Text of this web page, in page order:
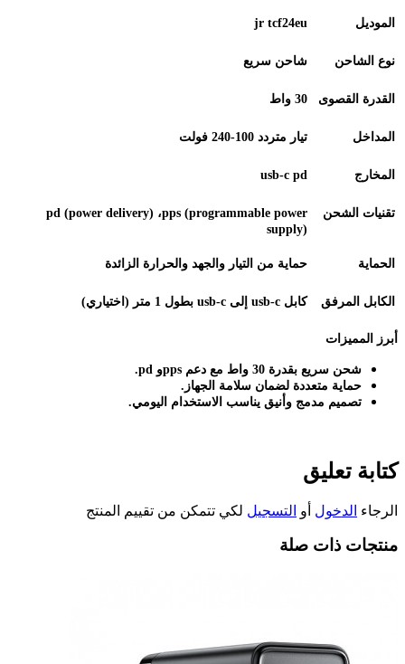
الموديل jr tcf24eu
نوع الشاحن شاحن سريع
القدرة القصوى 30 واط
المداخل تيار متردد 100-240 فولت
المخارج usb-c pd
تقنيات الشحن pd (power delivery) ،pps (programmable power
supply)
الحماية حماية من التيار والجهد والحرارة الزائدة
الكابل المرفق كابل إلى usb-c بطول 1 متر (اختياري)
أبرز المميزات
شحن سريع بقدرة 30 واط مع دعم وpps.
حماية متعددة لضمان سلامة الجهاز .
تصميم مدمج وأنيق يناسب الاستخدام اليومي.
كتابة تعليق
الرجاء الدخول أو التسجيل لكي تتمكن من تقييم المنتج
منتجات ذات صلة